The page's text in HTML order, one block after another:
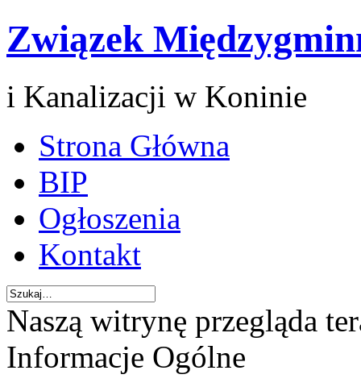
Związek
i Kanalizacji w Koninie
Strona Główna
BIP
Ogłoszenia
Kontakt
Naszą witrynę przegląda
Informacje Ogólne